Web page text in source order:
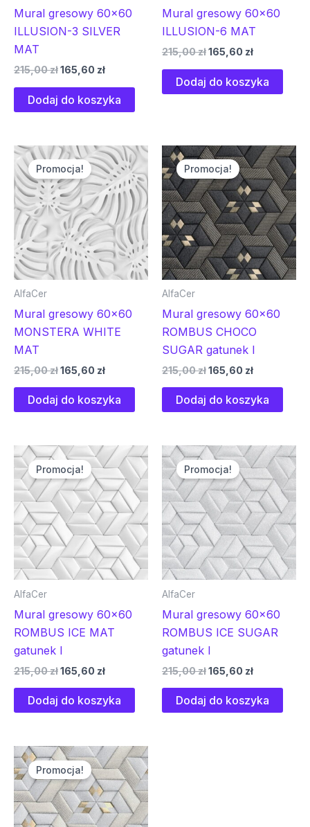
Mural gresowy 60×60
ILLUSION-3 SILVER
MAT
215,00zł165,60 zł
Dodaj do koszyka
Mural gresowy 60×60
ILLUSION-6 MAT
215,00zł165,60 zł
Dodaj do koszyka
Promocja!
AlfaCer
Mural gresowy 60×60
MONSTERA WHITE
MAT
215,00zł
Pierwotna
cena
wynosiła:
215,00 zł.
165,60 zł
Aktualna
cena
wynosi:
165,60 zł.
Dodaj do koszyka
Promocja!
AlfaCer
Mural gresowy 60×60
ROMBUS CHOCO
SUGAR gatunek I
215,00zł
Pierwotna
cena
wynosiła:
215,00 zł.
165,60 zł
Aktualna
cena
wynosi:
165,60 zł.
Dodaj do koszyka
Promocja!
AlfaCer
Mural gresowy 60×60
ROMBUS ICE MAT
gatunek I
215,00zł
Pierwotna
cena
wynosiła:
215,00 zł.
165,60 zł
Aktualna
cena
wynosi:
165,60 zł.
Dodaj do koszyka
Promocja!
AlfaCer
Mural gresowy 60×60
ROMBUS ICE SUGAR
gatunek I
215,00zł
Pierwotna
cena
wynosiła:
215,00 zł.
165,60 zł
Aktualna
cena
wynosi:
165,60 zł.
Dodaj do koszyka
Promocja!
Pierwotna
cena
wynosiła:
215,00 zł.
Aktualna
cena
wynosi:
165,60 zł.